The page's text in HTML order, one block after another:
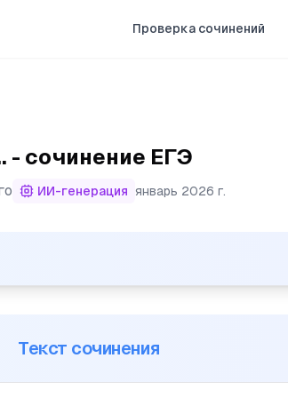
Проверка сочинений
- сочинение ЕГЭ
ИИ-генерация январь 2026 г.
я. (2) - Люблю, конечно, люблю, -
Текст сочинения